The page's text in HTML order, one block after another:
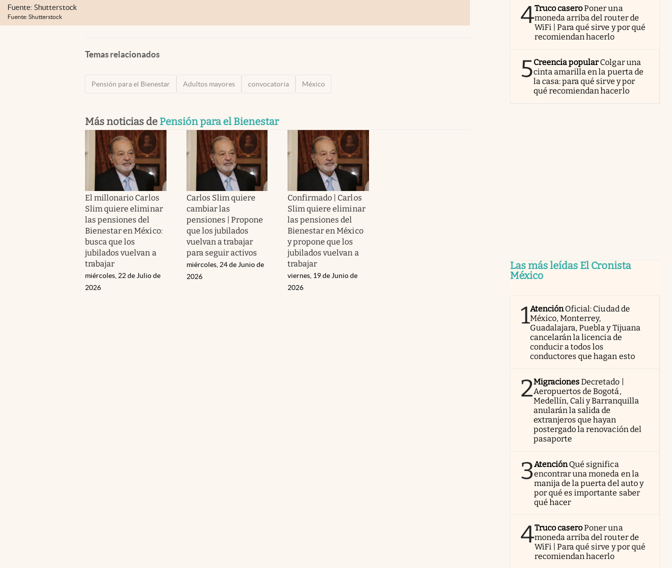
Fuente: Shutterstock
Fuente: Shutterstock
Temas relacionados
Pensión para el Bienestar Adultos mayores convocatoria México
Más noticias de Pensión para el Bienestar
El millonario Carlos
Slim quiere eliminar
las pensiones del
Bienestar en México:
busca que los
jubilados vuelvan a
trabajar
miércoles, 22 de Julio de
2026
Carlos Slim quiere
cambiar las
pensiones | Propone
que los jubilados
vuelvan a trabajar
para seguir activos
miércoles, 24 de Junio de
2026
Confirmado | Carlos
Slim quiere eliminar
las pensiones del
Bienestar en México
y propone que los
jubilados vuelvan a
trabajar
viernes, 19 de Junio de
2026
4Truco caseroPoner una
moneda arriba del router de
WiFi | Para qué sirve y por qué
recomiendan hacerlo
5Creencia popularColgar una
cinta amarilla en la puerta de
la casa: para qué sirve y por
qué recomiendan hacerlo
Las más leídas El Cronista
México
1AtenciónOficial: Ciudad de
México, Monterrey,
Guadalajara, Puebla y Tijuana
cancelarán la licencia de
conducir a todos los
conductores que hagan esto
2MigracionesDecretado |
Aeropuertos de Bogotá,
Medellín, Cali y Barranquilla
anularán la salida de
extranjeros que hayan
postergado la renovación del
pasaporte
3AtenciónQué significa
encontrar una moneda en la
manija de la puerta del auto y
por qué es importante saber
qué hacer
4Truco caseroPoner una
moneda arriba del router de
WiFi | Para qué sirve y por qué
recomiendan hacerlo